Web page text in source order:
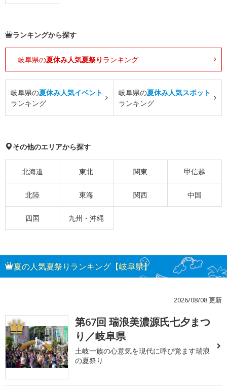
ランキングから探す
岐阜県の夏休み人気夏祭り ランキング
岐阜県の夏休み人気イベント
ランキング
岐阜県の夏休み人気スポット
ランキング
その他のエリアから探す
北海道 東北 関東 甲信越
北陸 東海 関西 中国
四国 九州・沖縄
夏の人気夏祭りランキング【岐阜県】
2026/08/08 更新
1
第67回 瑞浪美濃源氏七夕まつ
り／岐阜県
土岐一族の心意気を現代に呼び覚ます瑞浪
の夏祭り